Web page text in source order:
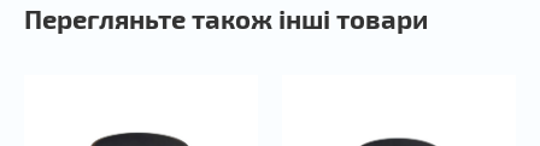
Перегляньте також інші товари